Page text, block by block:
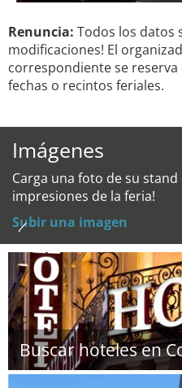
Renuncia: Todos los datos
modificaciones! El
correspondiente se
fechas o recintos feriales.
Imágenes
Carga una foto de su
impresiones de la feria!
Subir una imagen
Buscar hoteles en